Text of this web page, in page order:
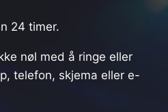
24 timer.
nøl med å ringe eller
telefon, skjema eller e-